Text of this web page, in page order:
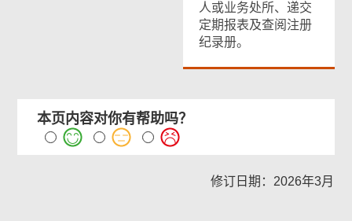
人或业务处所、递交
定期报表及查阅注册
纪录册。
本页内容对你有帮助吗？
修订日期：2026年3月